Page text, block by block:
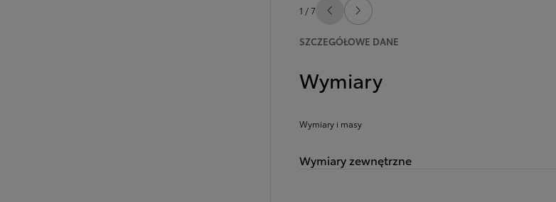
1 / 7 PoprzedniNastępny
SZCZEGÓŁOWE DANE
Wymiary
Wymiary i masy
Wymiary zewnętrzne